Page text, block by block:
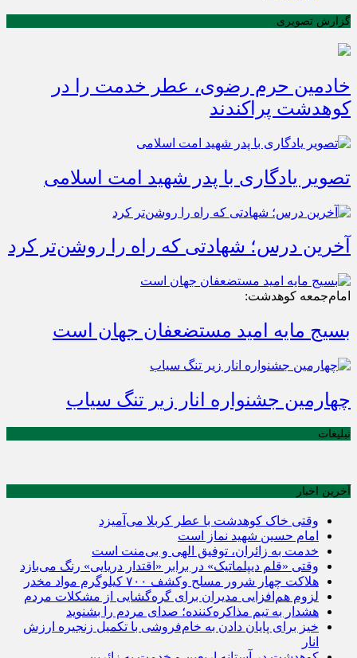
گزارش تصویری
خادمین حرم رضوی، عطر خدمت را در
کوهدشت پراکندند
تصویر یادگاری با پدر شهید امت اسلامی
آخرین درس؛ شهادتی که راه را روشن‌تر کرد
امام‌جمعه کوهدشت:
بسیج مایه امید مستضعفان جهان است
چهارمین جشنواره انار زیر تنگ سیاب
تبلیغات
آخرین اخبار
وقتی خاک کوهدشت با عطر کربلا می‌آمیزد
امام حسین شهید نماز است
خدمت به زائران، توفیق الهی و بی‌منت است
وقتی «قلم دیپلماتیک» در برابر «اقتدار دریایی» رنگ می‌بازد
هلاکت چهار شرور مسلح وکشف ۷۰۰ کیلوگرم مواد مخدر
لزوم هم‌افزایی مدیران برای گره‌گشایی از مشکلات مردم
هشدار به تیم مذاکره‌کننده؛ صدای مردم را بشنوید
خیز برای پایان دادن به خام‌فروشی با تکمیل زنجیره ارزش
انار